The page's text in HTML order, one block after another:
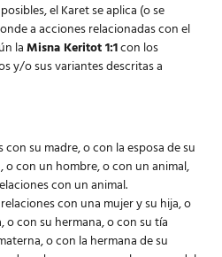
el Karet se aplica (o se
a acciones relacionadas con el
laMisna Keritot 1:1con los
y/o sus variantes descritas a
con su madre, o con la esposa de su
o con un hombre, o con un animal,
con un animal.
con una mujer y su hija, o
o con su hermana, o con su tía
o con la hermana de su